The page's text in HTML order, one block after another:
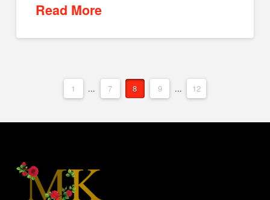
Read More
1 ... 7 8 9 ... 12